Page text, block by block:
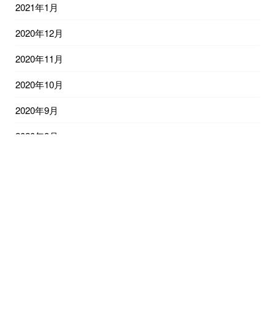
2021年1月
2020年12月
2020年11月
2020年10月
2020年9月
2020年8月